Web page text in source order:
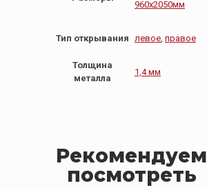
960х2050мм
Тип открывания левое правое
Толщина
металла
1,4 мм
Рекомендуем
посмотреть